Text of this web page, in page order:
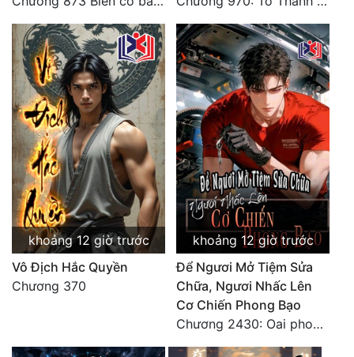
Tu Tiên
Tội Phạm
Vô Địch
Võ Hiệp
Võng Du
Xuyên Không
Xuyên Nhanh
Xuyên Sách
khoảng 12 giờ trước
Vô Địch Hắc Quyền
Chương 370
khoảng 12 giờ trước
Để Ngươi Mở Tiệm Sửa
Chữa, Ngươi Nhấc Lên
Cơ Chiến Phong Bạo
Chương 2430: Oai phong tà khí?! Điều kiện thỏa hiệp?!